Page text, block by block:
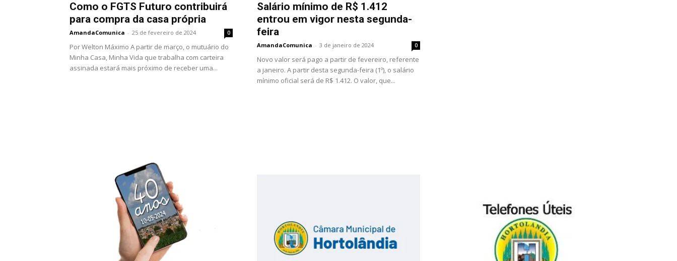
Como o FGTS Futuro contribuirá
para compra da casa própria
AmandaComunica - 25 de fevereiro de 2024 0
Por Welton Máximo A partir de março, o mutuário do
Minha Casa, Minha Vida que trabalha com carteira
assinada estará mais próximo de receber uma...
Salário mínimo de R$ 1.412
entrou em vigor nesta segunda-
feira
AmandaComunica - 3 de janeiro de 2024 0
Novo valor será pago a partir de fevereiro, referente
a janeiro. A partir desta segunda-feira (1º), o salário
mínimo oficial será de R$ 1.412. O valor, que...